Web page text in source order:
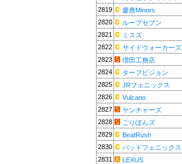
2819
慶應Minors
2820
ループセブン
2821
ミスズ
2822
サイドウォーカーズ
2823
増田工務店
2824
ターフビジョン
2825
JRフェニックス
2826
Vulcano
2827
ヤンチャーズ
2828
ごりぽんズ
2829
BeatRush
2830
バッドフェニックス
2831
LEXUS